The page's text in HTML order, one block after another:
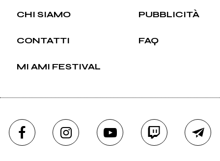
CHI SIAMO PUBBLICITÀ
CONTATTI FAQ
MI AMI FESTIVAL